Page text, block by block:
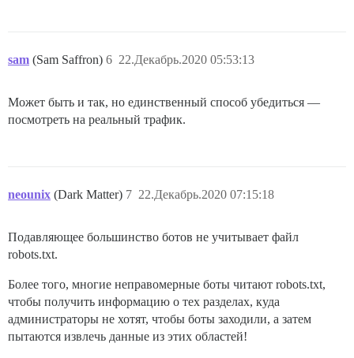
sam (Sam Saffron) 22.Декабрь.2020 05:53:13
6
Может быть и так, но единственный способ убедиться —
посмотреть на реальный трафик.
neounix (Dark Matter) 22.Декабрь.2020 07:15:18
7
Подавляющее большинство ботов не учитывает файл
robots.txt.
Более того, многие неправомерные боты читают robots.txt,
чтобы получить информацию о тех разделах, куда
администраторы не хотят, чтобы боты заходили, а затем
пытаются извлечь данные из этих областей!